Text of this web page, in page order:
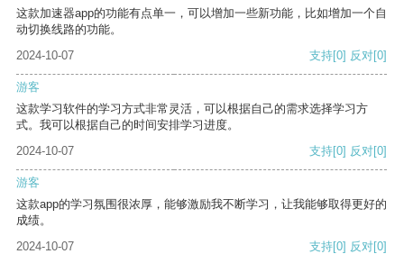
这款加速器app的功能有点单一，可以增加一些新功能，比如增加一个自
动切换线路的功能。
2024-10-07
支持[0] 反对[0]
游客
这款学习软件的学习方式非常灵活，可以根据自己的需求选择学习方
式。我可以根据自己的时间安排学习进度。
2024-10-07
支持[0] 反对[0]
游客
这款app的学习氛围很浓厚，能够激励我不断学习，让我能够取得更好的
成绩。
2024-10-07
支持[0] 反对[0]